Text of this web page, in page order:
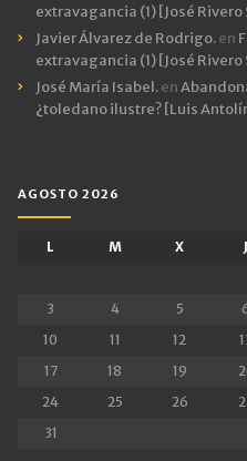
extravagancia (1) [José
Javier Álvarez de Rodrigo.en
extravagancia (1) [José
José María Isabel.en
¿toledano ilustre? [Luis
AGOSTO 2026
L M X J
3
4 5
10
11 12
17
18 19
24
25 26
31